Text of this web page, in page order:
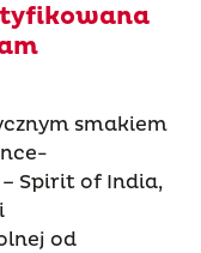
smakiem
Spirit of India,
od